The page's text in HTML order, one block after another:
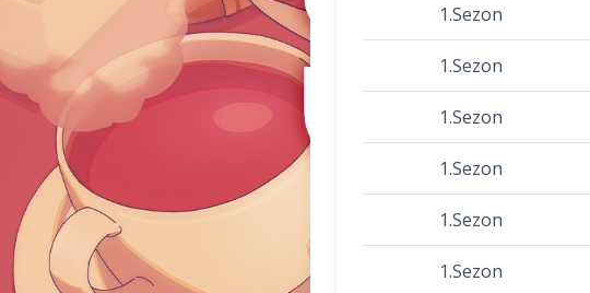
1.Sezon
1.Sezon
1.Sezon
1.Sezon
1.Sezon
1.Sezon